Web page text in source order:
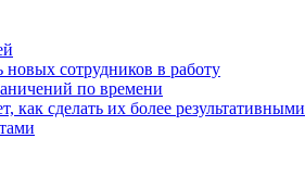
новых сотрудников в работу
по времени
как сделать их более результативными